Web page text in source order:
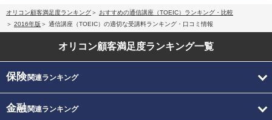
オリコン顧客満足度ランキング
おすすめの通信講座（TOEIC）ランキング・比較
2016年版
通信講座（TOEIC）の適切な受講料ランキング・口コミ情報
オリコン顧客満足度ランキング一覧
保険関連ランキング
金融関連ランキング